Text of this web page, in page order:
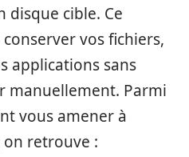
disque cible. Ce
vos fichiers,
applications sans
manuellement. Parmi
vous amener à
retrouve :